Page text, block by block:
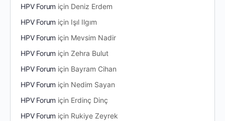
HPV Forum için Deniz Erdem
HPV Forum için Işıl Ilgım
HPV Forum için Mevsim Nadir
HPV Forum içinZehra Bulut
HPV Forum için Bayram Cihan
HPV Forum için Nedim Sayan
HPV Forum için Erdinç Dinç
HPV Forum için Rukiye Zeyrek